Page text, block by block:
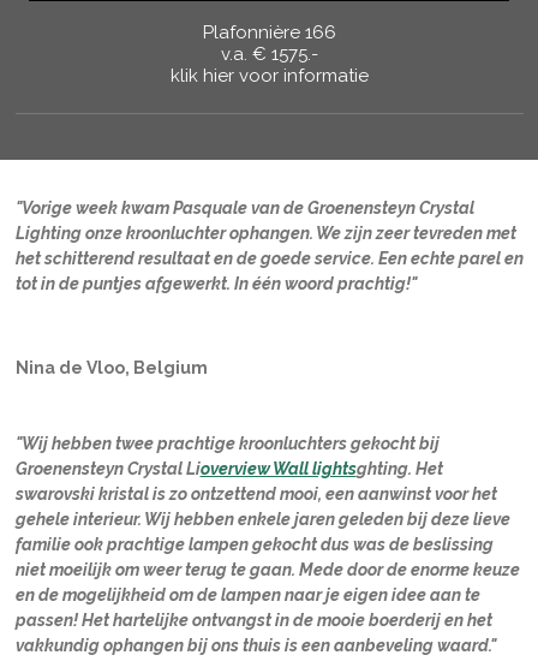
Plafonnière 166
v.a. € 1575.-
klik hier voor informatie
"Vorige week kwam Pasquale van de Groenensteyn Crystal
Lighting onze kroonluchter ophangen. We zijn zeer tevreden met
het schitterend resultaat en de goede service. Een echte parel en
tot in de puntjes afgewerkt. In één woord prachtig!"
Nina de Vloo, Belgium
"Wij hebben twee prachtige kroonluchters gekocht bij
Groenensteyn Crystal Lioverview Wall lightsghting. Het
swarovski kristal is zo ontzettend mooi, een aanwinst voor het
gehele interieur. Wij hebben enkele jaren geleden bij deze lieve
familie ook prachtige lampen gekocht dus was de beslissing
niet moeilijk om weer terug te gaan. Mede door de enorme keuze
en de mogelijkheid om de lampen naar je eigen idee aan te
passen! Het hartelijke ontvangst in de mooie boerderij en het
vakkundig ophangen bij ons thuis is een aanbeveling waard."